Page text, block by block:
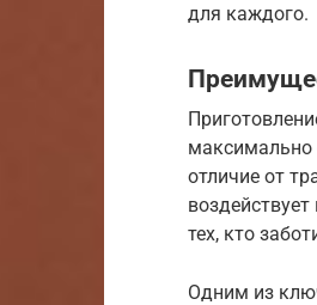
для каждого.
максимально
отличие от
тех, кто
Одним из